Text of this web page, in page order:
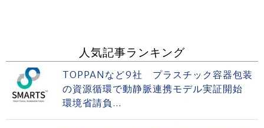
人気記事ランキング
TOPPANなど9社 プラスチック容器包装
の資源循環で動静脈連携モデル実証開始
環境省請負...